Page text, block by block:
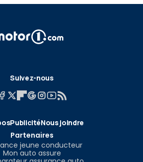
Suivez-nous
PublicitéNous joindre
Partenaires
jeune conducteur
Mon auto assure